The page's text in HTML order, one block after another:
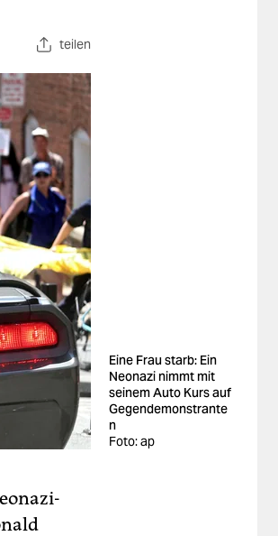
teilen
Eine Frau starb: Ein
Neonazi nimmt mit
seinem Auto Kurs auf
Gegendemonstrante
n
Foto: ap